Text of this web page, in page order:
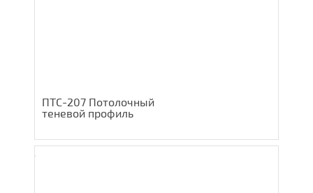
ПТС-207 Потолочный
теневой профиль